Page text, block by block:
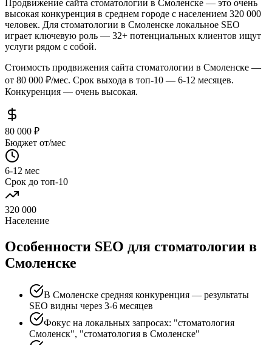
Продвижение сайта стоматологии в Смоленске — это очень
высокая конкуренция в среднем городе с населением 320 000
человек. Для стоматологии в Смоленске локальное SEO
играет ключевую роль — 32+ потенциальных клиентов ищут
услуги рядом с собой.
Стоимость продвижения сайта стоматологии в Смоленске —
от 80 000 ₽/мес. Срок выхода в топ-10 — 6-12 месяцев.
Конкуренция — очень высокая.
80 000 ₽
Бюджет от/мес
6-12 мес
Срок до топ-10
320 000
Население
Особенности SEO для стоматологии в
Смоленске
В Смоленске средняя конкуренция — результаты
SEO видны через 3-6 месяцев
Фокус на локальных запросах: "стоматология
Смоленск", "стоматология в Смоленске"